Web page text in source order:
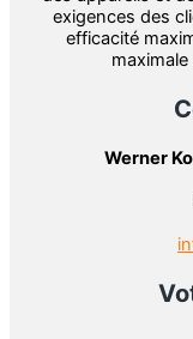
exigences des
efficacité
Werner